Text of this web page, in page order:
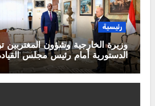
رئيسية
وزيرة الخارجية وشؤون المغتربين
الدستورية أمام رئيس مجلس